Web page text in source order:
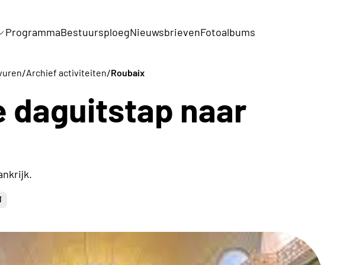
ProgrammaBestuursploegNieuwsbrievenFotoalbums
/Archief activiteiten/Roubaix
daguitstap naar